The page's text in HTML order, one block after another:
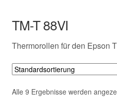
EC-Cash Rollen
TM-T 88VI
Thermorollen für den Epson
Alle 9 Ergebnisse werden